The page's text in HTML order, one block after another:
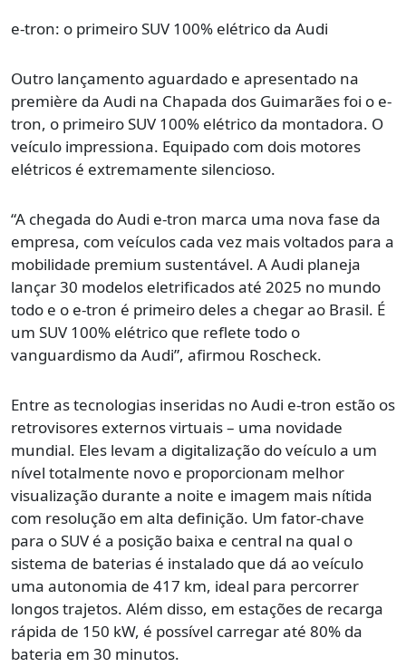
e-tron: o primeiro SUV 100% elétrico da Audi
Outro lançamento aguardado e apresentado na
première da Audi na Chapada dos Guimarães foi o e-
tron, o primeiro SUV 100% elétrico da montadora. O
veículo impressiona. Equipado com dois motores
elétricos é extremamente silencioso.
“A chegada do Audi e-tron marca uma nova fase da
empresa, com veículos cada vez mais voltados para a
mobilidade premium sustentável. A Audi planeja
lançar 30 modelos eletrificados até 2025 no mundo
todo e o e-tron é primeiro deles a chegar ao Brasil. É
um SUV 100% elétrico que reflete todo o
vanguardismo da Audi”, afirmou Roscheck.
Entre as tecnologias inseridas no Audi e-tron estão os
retrovisores externos virtuais – uma novidade
mundial. Eles levam a digitalização do veículo a um
nível totalmente novo e proporcionam melhor
visualização durante a noite e imagem mais nítida
com resolução em alta definição. Um fator-chave
para o SUV é a posição baixa e central na qual o
sistema de baterias é instalado que dá ao veículo
uma autonomia de 417 km, ideal para percorrer
longos trajetos. Além disso, em estações de recarga
rápida de 150 kW, é possível carregar até 80% da
bateria em 30 minutos.